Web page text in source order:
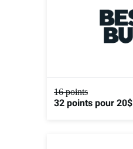
16 points
32 pointspour 20$